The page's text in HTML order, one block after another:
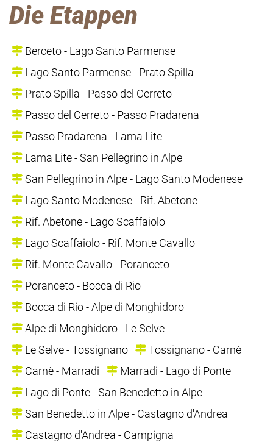
Die Etappen
Berceto - Lago Santo Parmense
Lago Santo Parmense - Prato Spilla
Prato Spilla - Passo del Cerreto
Passo del Cerreto - Passo Pradarena
Passo Pradarena - Lama Lite
Lama Lite - San Pellegrino in Alpe
San Pellegrino in Alpe - Lago Santo Modenese
Lago Santo Modenese - Rif. Abetone
Rif. Abetone - Lago Scaffaiolo
Lago Scaffaiolo - Rif. Monte Cavallo
Rif. Monte Cavallo - Poranceto
Poranceto - Bocca di Rio
Bocca di Rio - Alpe di Monghidoro
Alpe di Monghidoro - Le Selve
Le Selve - Tossignano
Tossignano - Carnè
Carnè - Marradi
Marradi - Lago di Ponte
Lago di Ponte - San Benedetto in Alpe
San Benedetto in Alpe - Castagno d'Andrea
Castagno d'Andrea - Campigna